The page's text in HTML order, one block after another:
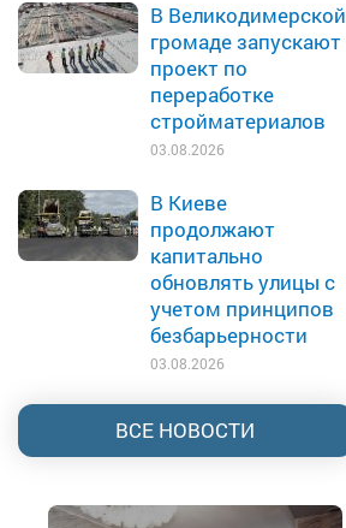
В Великодимерской
громаде запускают
проект по
переработке
стройматериалов
03.08.2026
В Киеве
продолжают
капитально
обновлять улицы с
учетом принципов
безбарьерности
03.08.2026
ВСЕ НОВОСТИ